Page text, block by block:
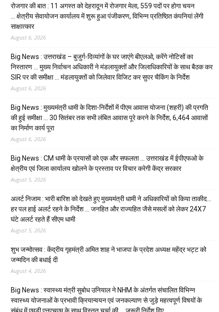
रोजगार की बात : 11 अगस्त को देहरादून में रोजगार मेला, 559 पदों पर होगा चयन
… क्षेत्रीय सेवायोजन कार्यालय में शुरू हुआ पंजीकरण, विभिन्न प्रतिष्ठित कंपनियां लेंगी
साक्षात्कार
August 6, 2026
Big News : उत्तराखंड – बुजुर्ग-दिव्यांगों के घर जाएंगे बीएलओ, करेंगे नोटिसों का
निस्तारण … मुख्य निर्वाचन अधिकारी ने मंडलायुक्तों और जिलाधिकारियों के साथ बैठक कर
SIR पर की समीक्षा … मंडलायुक्तों को जिलेवार विजिट कर सुपर चैकिंग के निर्देश
August 6, 2026
Big News : मुख्यमंत्री धामी के दिशा-निर्देशों में पीएम आवास योजना (शहरी) की प्रगति
की हुई समीक्षा … 30 सितंबर तक सभी लंबित आवास पूरे करने के निर्देश, 6,464 आवासों
का निर्माण कार्य पूरा
August 6, 2026
Big News : CM धामी के प्रयासों को एक और सफलता … उत्तराखंड में ईपीएफओ के
क्षेत्रीय एवं जिला कार्यालय खोलने के प्रस्ताव पर विचार करेगी केंद्र सरकार
August 5, 2026
अलर्ट निजाम : भारी बारिश को देखते हुए मुख्यमंत्री धामी ने अधिकारियों को किया ताकीद…
हर पल हाई अलर्ट रहने के निर्देश … जनहित और राज्यहित जैसे मसलों को लेकर 24X7
घंटे अलर्ट रहते हैं सीएम धामी
August 5, 2026
शुभ जन्मोत्सव : केंद्रीय गृहमंत्री अमित शाह ने भाजपा के प्रदेश अध्यक्ष महेंद्र भट्ट को
जन्मदिन की बधाई दी
August 4, 2026
Big News : स्वास्थ्य मंत्री सुबोध उनियाल ने NHM के अंतर्गत संचालित विभिन्न
स्वास्थ्य योजनाओं के प्रभावी क्रियान्वयन एवं जनकल्याण से जुड़े महत्वपूर्ण विषयों के
संबंध में एमडी एनएचएम के साथ विस्तृत चर्चा की … जरूरी निर्देश दिए